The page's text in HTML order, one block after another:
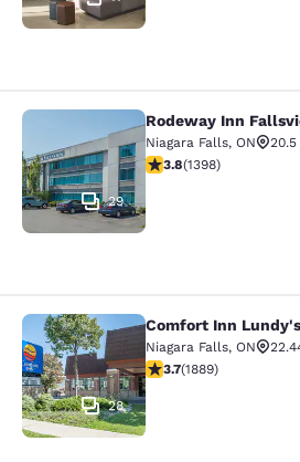
Rodeway Inn
29
Rodeway Inn
Niagara Falls, ON
calificación de 3.84
3.8(1398)
Comfort Inn Lundy's
28
Comfort Inn
Niagara Falls, ON
calificación de 3.67
3.7(1889)